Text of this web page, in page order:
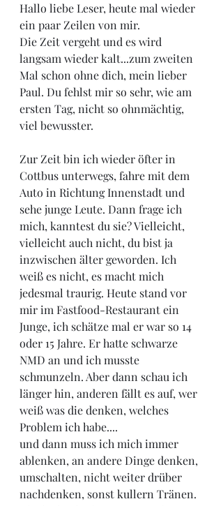
Hallo liebe Leser, heute mal wieder
ein paar Zeilen von mir.
Die Zeit vergeht und es wird
langsam wieder kalt...zum zweiten
Mal schon ohne dich, mein lieber
Paul. Du fehlst mir so sehr, wie am
ersten Tag, nicht so ohnmächtig,
viel bewusster.
Zur Zeit bin ich wieder öfter in
Cottbus unterwegs, fahre mit dem
Auto in Richtung Innenstadt und
sehe junge Leute. Dann frage ich
mich, kanntest du sie? Vielleicht,
vielleicht auch nicht, du bist ja
inzwischen älter geworden. Ich
weiß es nicht, es macht mich
jedesmal traurig. Heute stand vor
mir im Fastfood-Restaurant ein
Junge, ich schätze mal er war so 14
oder 15 Jahre. Er hatte schwarze
NMD an und ich musste
schmunzeln. Aber dann schau ich
länger hin, anderen fällt es auf, wer
weiß was die denken, welches
Problem ich habe....
und dann muss ich mich immer
ablenken, an andere Dinge denken,
umschalten, nicht weiter drüber
nachdenken, sonst kullern Tränen.